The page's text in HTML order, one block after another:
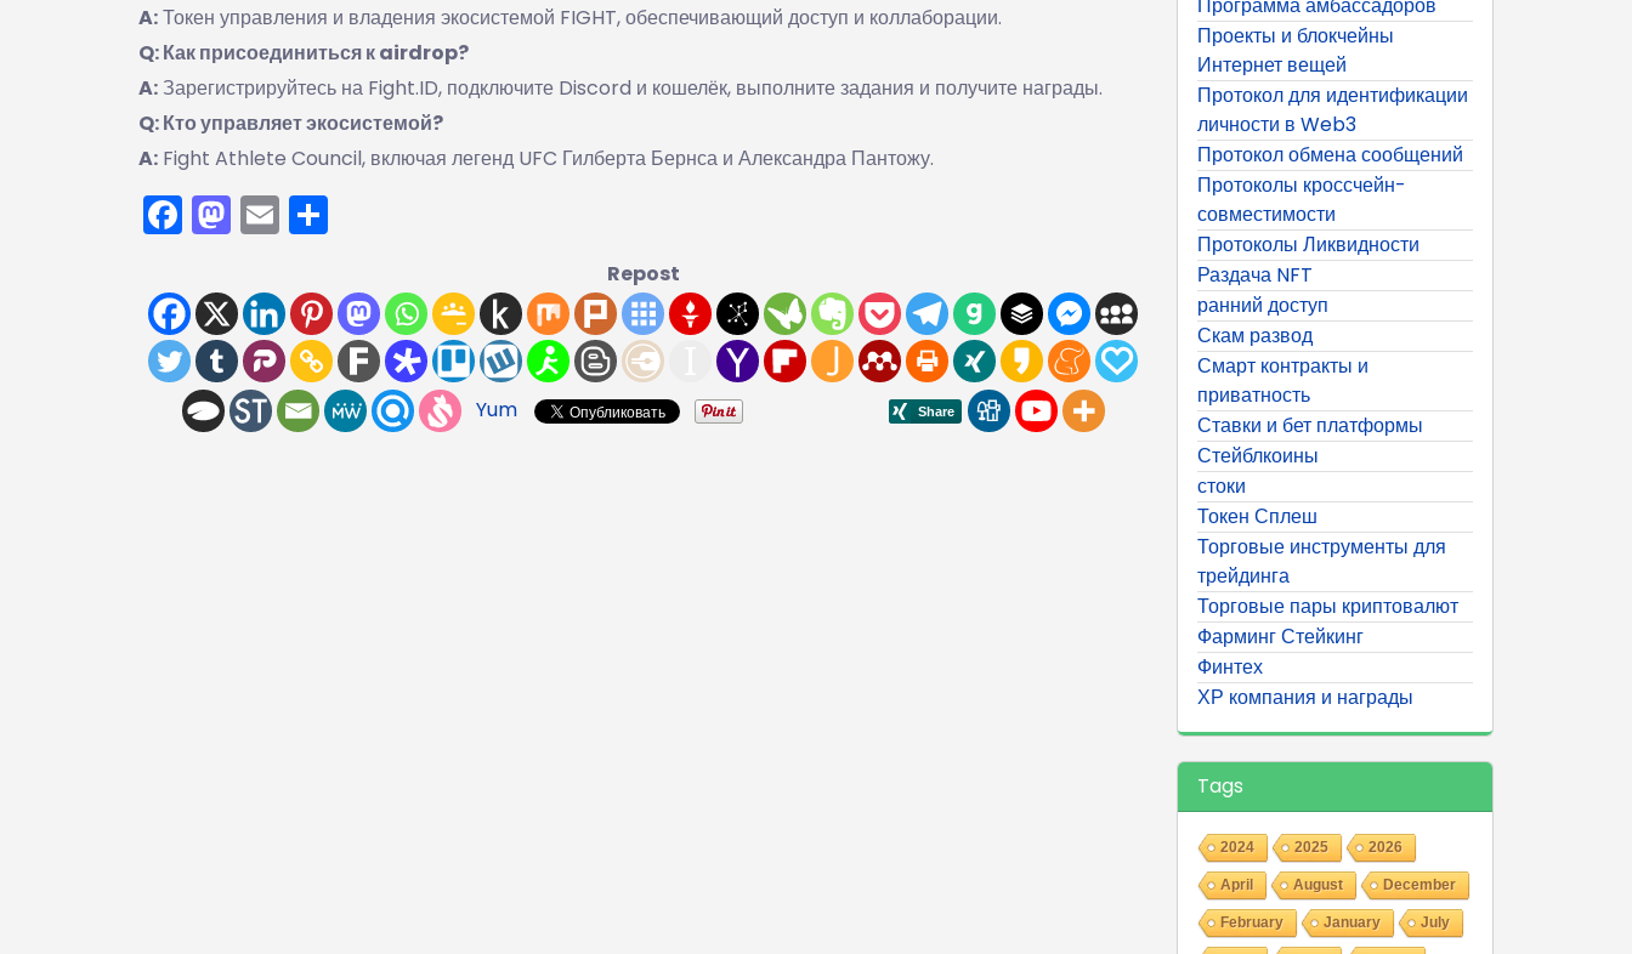
A:Токен управления и владения экосистемой FIGHT, обеспечивающий доступ и коллаборации.
Q: Как присоединиться к airdrop?
A: Зарегистрируйтесь на Fight.ID, подключите Discord и кошелёк, выполните задания и получите награды.
Q: Кто управляет экосистемой?
A: Fight Athlete Council, включая легенд UFC Гилберта Бернса и Александра Пантожу.
Facebook
Mastodon
Email
Repost
Yum
Проекты и блокчейны
Интернет вещей
Протокол для идентификации
личности в Web3
Протокол обмена сообщений
Протоколы кроссчейн-
совместимости
Протоколы Ликвидности
Раздача NFT
ранний доступ
Скам развод
Смарт контракты и
приватность
Ставки и бет платформы
Стейблкоины
стоки
Токен Сплеш
Торговые инструменты для
трейдинга
Торговые пары криптовалют
Фарминг Стейкинг
Финтех
ХР компания и награды
Tags
2024 2025 2026
April August December
February January July